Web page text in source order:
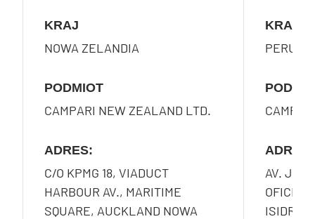
KRAJ
NOWA ZELANDIA
KRAJ
PERU
PODMIOT
CAMPARI NEW ZEALAND LTD.
ADRES:
C/O KPMG 18, VIADUCT
HARBOUR AV., MARITIME
SQUARE, AUCKLAND NOWA
ADRES:
AV.
OFICINA
ISIDRO,